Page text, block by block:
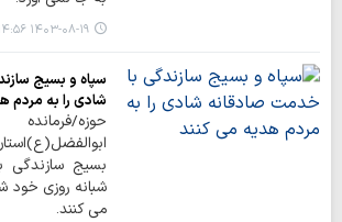
۱۴۰۳-۰۸-۱۹ ۱۴:۵۶
سپاه و بسیج
شادی را به مردم
حوزه/
بسیج سازندگی
شبانه روزی خود
می کنند.